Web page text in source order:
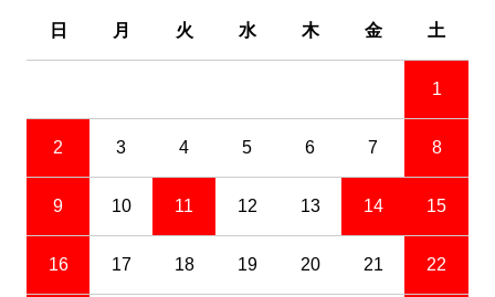
日 月 火 水 木 金 土
1
2 3 4 5 6 7 8
9 10 11 12 13 14 15
16 17 18 19 20 21 22